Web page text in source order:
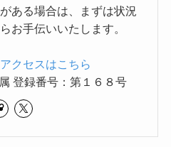
ある場合は、まずは状況
お手伝いいたします。
クセスはこちら
登録番号：第１６８号